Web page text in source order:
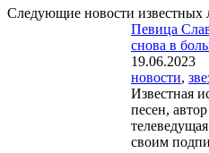
Следующие новости известных
Певица
снова в
19.06.2023
новости,
Известная
песен,
своим